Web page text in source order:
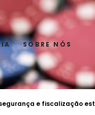
SOBRE NÓS
mudando a experiência do apostador